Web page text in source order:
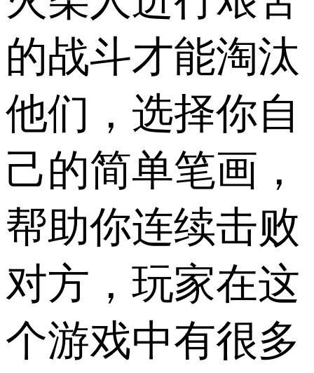
的战斗才能淘汰
他们，选择你自
己的简单笔画，
帮助你连续击败
对方，玩家在这
个游戏中有很多